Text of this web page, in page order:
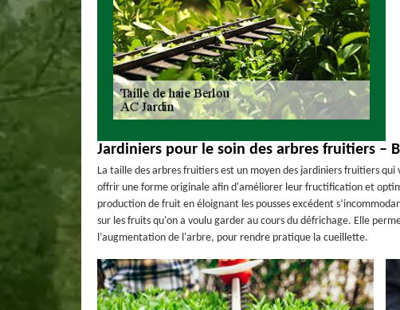
Jardiniers pour le soin des arbres fruitiers –
La taille des arbres fruitiers est un moyen des jardiniers fruitiers
offrir une forme originale afin d'améliorer leur fructification et
production de fruit en éloignant les pousses excédent
sur les fruits qu'on a voulu garder au cours du défrichage. Elle
l’augmentation de l'arbre, pour rendre pratique la cueillette.